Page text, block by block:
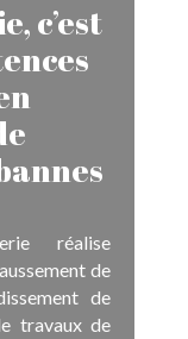
c’est
réalise
de
de
travaux de